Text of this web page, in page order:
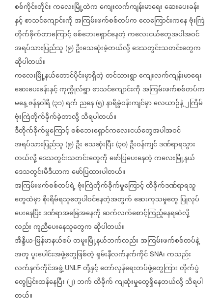
စစ်ကိုင်းတိုင်းကလေးမြို့ထဲကကျေးလက်ကျန်းမာရေးဆေးပေးခန်း
နှင့်စာသင်ကျောင်းကိုအကြမ်းဖက်စစ်တပ်ကလေကြောင်းကနေဗုံးကြဲ
တိုက်ခိုက်တာကြောင့်စစ်ဘေးရှောင်နေတဲ့ကလေးငယ်တွေအပါအဝင်
အရပ်သားပြည်သူ (၉) ဦးသေဆုံးခဲ့တယ်လို့ဒေသတွင်းသတင်းတွေက
ဆိုပါတယ်။
ကလေးမြို့နယ်တောင်ပိုင်းမှာရှိတဲ့တင်သားရွာကျေးလက်ကျန်းမာရေး
ဆေးပေးခန်းနှင့်ကုက္ကိုလ်ရွာစာသင်ကျောင်းကိုအကြမ်းဖက်စစ်တပ်က
မနေ့ဇန်နဝါရီ (၃၁) ရက် ညနေ (၅) နာရီခွဲဝန်းကျင်မှာလေယာဉ်နဲ့၂ကြိမ်
ဗုံးကြဲတိုက်ခိုက်ခဲ့တာလို့သိရပါတယ်။
ဒီတိုက်ခိုက်မှုကြောင့်စစ်ဘေးရှောင်ကလေးငယ်တွေအပါအဝင်
အရပ်သားပြည်သူ (၉) ဦးသေဆုံးပြီး (၃၀) ဦးဝန်ကျင်ဒဏ်ရာရသွား
တယ်လို့ဒေသတွင်းသတင်းတွေကိုဖော်ပြပေးနေတဲ့ကလေးမြို့နယ်
ဒေသတွင်းမီဒီယာကဖော်ပြထားပါတယ်။
အကြမ်းဖက်စစ်တပ်ရဲ့ဗုံးကြဲတိုက်ခိုက်မှုကြောင့်ထိခိုက်ဒဏ်ရာရသူ
တွေထဲမှာစိုးရိမ်ရသူတွေပါဝင်နေတဲ့အတွက်ဆေးကုသမှုတွေ ပြုလုပ်
ပေးနေပြီးဒဏ်ရာအခြေအနေကိုဆက်လက်စောင့်ကြည့်နေရဆဲလို့
လည်းကူညီပေးနေသူတွေကဆိုပါတယ်။
အိန္ဒိယ-မြန်မာနယ်စပ်တမူးမြို့နယ်ဘက်လည်းအကြမ်းဖက်စစ်တပ်နဲ့
အတူပူးပေါင်းအဖွဲ့တွေဖြစ်တဲ့ရှမ်းနီလက်နက်ကိုင် SNA၊ကသည်း
လက်နက်ကိုင်အဖွဲ့ UNLF တို့နှင့်တော်လှန်ရေးတပ်ဖွဲ့တွေကြားတိုက်ပွဲ
တွေပြင်းထန်နေပြီး (၂) ဘက်ထိခိုက်ကျဆုံးမှုတွေရှိနေတယ်လို့သိရပါ
တယ်။